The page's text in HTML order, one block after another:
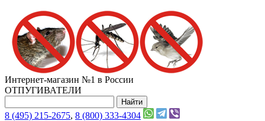
Интернет-магазин №1 в России
ОТПУГИВАТЕЛИ
8 (495) 215-2675, 8 (800) 333-4304